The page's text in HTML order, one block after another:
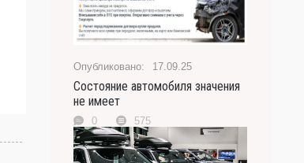
17.09.25
Состояние автомобиля значения
не имеет
0 575